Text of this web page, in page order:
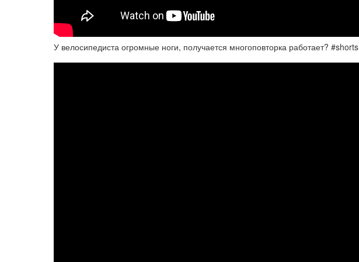
У велосипедиста огромные ноги, получается многоповторка работает? #shorts